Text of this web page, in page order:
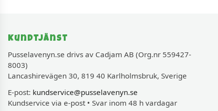
Kundtjänst
Pusselavenyn.se drivs av Cadjam AB (Org.nr 559427-
8003)
Lancashirevägen 30, 819 40 Karlholmsbruk, Sverige
E-post: kundservice@pusselavenyn.se
Kundservice via e-post • Svar inom 48 h vardagar